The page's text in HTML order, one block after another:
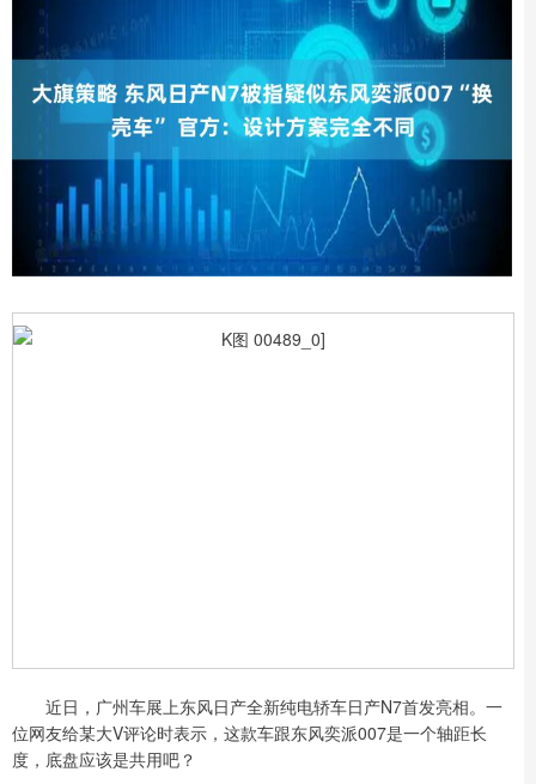
近日，广州车展上东风日产全新纯电轿车日产N7首发亮相。一
位网友给某大V评论时表示，这款车跟东风奕派007是一个轴距长
度，底盘应该是共用吧？